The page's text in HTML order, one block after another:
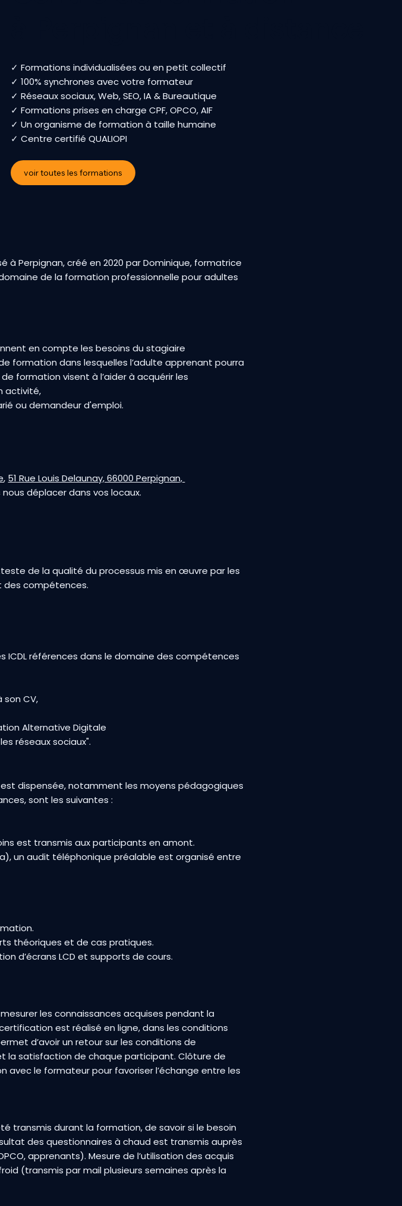
✓ Formations individualisées ou en petit collectif
✓ 100% synchrones avec votre formateur
✓ Réseaux sociaux, Web, SEO, IA & Bureautique
✓ Formations prises en charge CPF, OPCO, AIF
✓ Un organisme de formation à taille humaine
✓ Centre certifié QUALIOPI
voir toutes les formations
à Perpignan, créé en 2020 par Dominique, formatrice
de la formation professionnelle pour adultes
en compte les besoins du stagiaire
formation dans lesquelles l’adulte apprenant pourra
formation visent à l’aider à acquérir les
activité,
ou demandeur d'emploi.
, 51 Rue Louis Delaunay, 66000 Perpignan,
déplacer dans vos locaux.
de la qualité du processus mis en œuvre par les
des compétences.
ICDL références dans le domaine des compétences
CV,
Alternative Digitale
réseaux sociaux".
dispensée, notamment les moyens pédagogiques
sont les suivantes :
est transmis aux participants en amont.
un audit téléphonique préalable est organisé entre
théoriques et de cas pratiques.
d’écrans LCD et supports de cours.
les connaissances acquises pendant la
est réalisé en ligne, dans les conditions
d’avoir un retour sur les conditions de
la satisfaction de chaque participant. Clôture de
le formateur pour favoriser l’échange entre les
transmis durant la formation, de savoir si le besoin
des questionnaires à chaud est transmis auprès
apprenants). Mesure de l’utilisation des acquis
(transmis par mail plusieurs semaines après la